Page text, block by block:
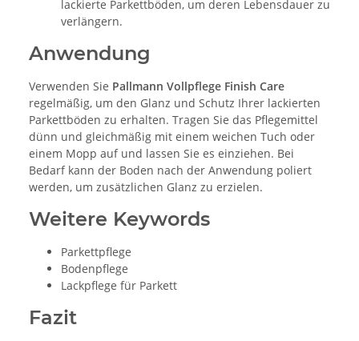
lackierte Parkettböden, um deren Lebensdauer zu
verlängern.
Anwendung
Verwenden Sie Pallmann Vollpflege Finish Care
regelmäßig, um den Glanz und Schutz Ihrer lackierten
Parkettböden zu erhalten. Tragen Sie das Pflegemittel
dünn und gleichmäßig mit einem weichen Tuch oder
einem Mopp auf und lassen Sie es einziehen. Bei
Bedarf kann der Boden nach der Anwendung poliert
werden, um zusätzlichen Glanz zu erzielen.
Weitere Keywords
Parkettpflege
Bodenpflege
Lackpflege für Parkett
Fazit